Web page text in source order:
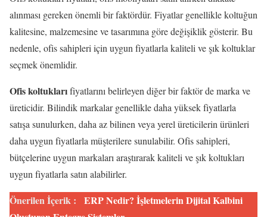
alınması gereken önemli bir faktördür. Fiyatlar genellikle koltuğun
kalitesine, malzemesine ve tasarımına göre değişiklik gösterir. Bu
nedenle, ofis sahipleri için uygun fiyatlarla kaliteli ve şık koltuklar
seçmek önemlidir.
Ofis koltuklarıfiyatlarını belirleyen diğer bir faktör de marka ve
üreticidir. Bilindik markalar genellikle daha yüksek fiyatlarla
satışa sunulurken, daha az bilinen veya yerel üreticilerin ürünleri
daha uygun fiyatlarla müşterilere sunulabilir. Ofis sahipleri,
bütçelerine uygun markaları araştırarak kaliteli ve şık koltukları
uygun fiyatlarla satın alabilirler.
Önerilen İçerik :
ERP Nedir? İşletmelerin Dijital Kalbini